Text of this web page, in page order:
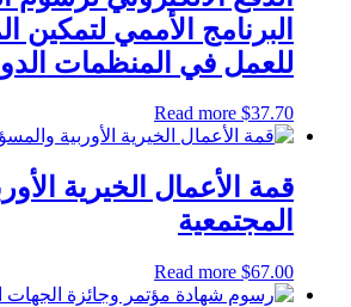
البرنامج الأممي لتمكين
للعمل في المنظمات
$37.70
Read more
قمة الأعمال الخيرية
المجتمعية
$67.00
Read more